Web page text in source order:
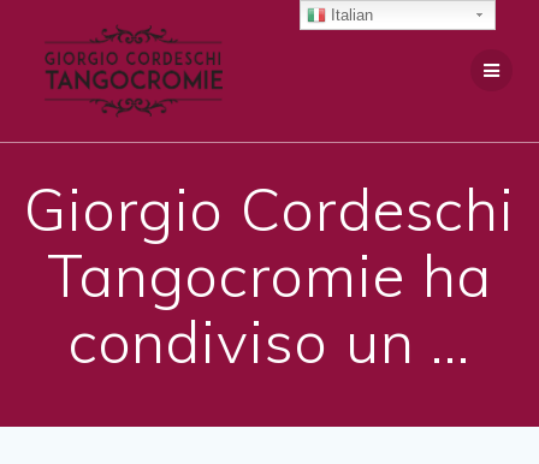
Giorgio Cordeschi
Tangocromie ha
condiviso un …
Italian